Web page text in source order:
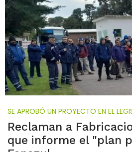
SE APROBÓ UN PROYECTO EN EL
Reclaman a
que informe el "plan